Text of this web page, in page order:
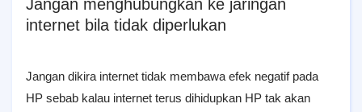
Jangan menghubungkan ke jaringan
internet bila tidak diperlukan
Jangan dikira internet tidak membawa efek negatif pada
HP sebab kalau internet terus dihidupkan HP tak akan